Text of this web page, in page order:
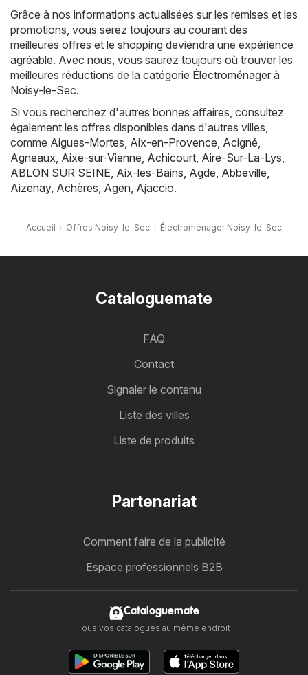
Grâce à nos informations actualisées sur les remises et les
promotions, vous serez toujours au courant des
meilleures offres et le shopping deviendra une expérience
agréable. Avec nous, vous saurez toujours où trouver les
meilleures réductions de la catégorie Électroménager à
Noisy-le-Sec.
Si vous recherchez d'autres bonnes affaires, consultez
également les offres disponibles dans d'autres villes,
comme Aigues-Mortes Aix-en-Provence Acigné
Agneaux Aixe-sur-Vienne Achicourt Aire-Sur-La-Lys
ABLON SUR SEINE Aix-les-Bains Agde Abbeville
Aizenay, Achères Agen Ajaccio.
Accueil Offres Noisy-le-Sec Électroménager Noisy-le-Sec
Cataloguemate
FAQ
Contact
Signaler le contenu
Liste des villes
Liste de produits
Partenariat
Comment faire de la publicité
Espace professionnels B2B
Cataloguemate
Tous vos catalogues au même endroit